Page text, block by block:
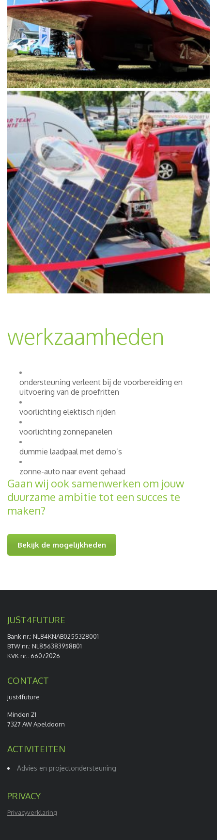
werkzaamheden
ondersteuning verleent bij de voorbereiding en
uitvoering van de proefritten
voorlichting elektisch rijden
voorlichting zonnepanelen
dummie laadpaal met demo’s
zonne-auto naar event gehaad
Gaan wij ook samenwerken om jouw
duurzame ambitie tot een succes te
maken?
Bekijk de mogelijkheden
JUST4FUTURE
Bank nr.: NL84KNAB0255328001
BTW nr.: NL856383958B01
KVK nr.: 66072026
CONTACT
just4future
Minden 21
7327 AW Apeldoorn
ACTIVITEITEN
Advies en projectondersteuning
PRIVACY
Privacyverklaring